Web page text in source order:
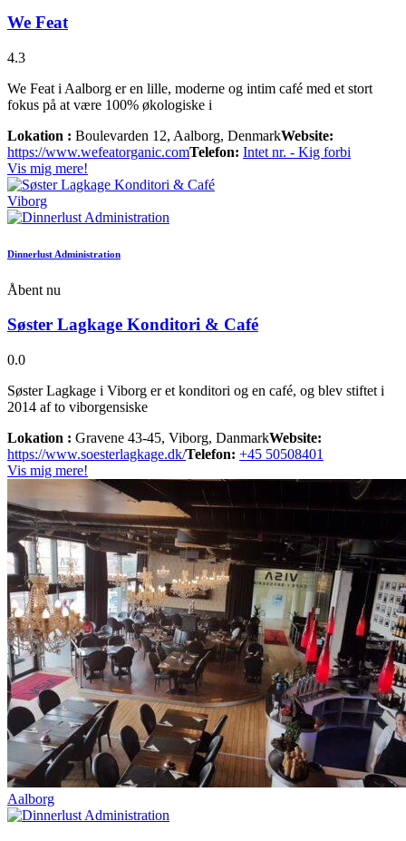
We Feat
4.3
We Feat i Aalborg er en lille, moderne og intim café med et stort
fokus på at være 100% økologiske i
Lokation : Boulevarden 12, Aalborg, DenmarkWebsite:
https://www.wefeatorganic.comTelefon: Intet nr. - Kig forbi
Vis mig mere!
Viborg
Dinnerlust Administration
Åbent nu
Søster Lagkage Konditori & Café
0.0
Søster Lagkage i Viborg er et konditori og en café, og blev stiftet i
2014 af to viborgensiske
Lokation : Gravene 43-45, Viborg, DanmarkWebsite:
https://www.soesterlagkage.dk/Telefon: +45 50508401
Vis mig mere!
Aalborg